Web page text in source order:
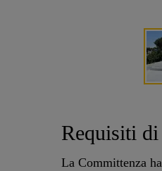
Requisiti
La Committenza